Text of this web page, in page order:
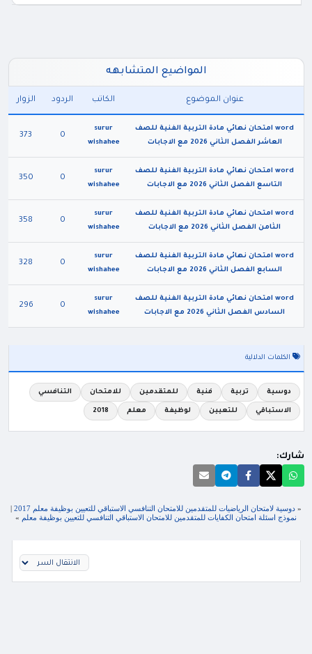
المواضيع المتشابهه
عنوان الموضوع الكاتب الردود الزوار
word امتحان نهائي مادة التربية الفنية للصف
العاشر الفصل الثاني 2026 مع الاجابات
surur
wishahee
0
373
word امتحان نهائي مادة التربية الفنية للصف
التاسع الفصل الثاني 2026 مع الاجابات
surur
wishahee
0
350
word امتحان نهائي مادة التربية الفنية للصف
الثامن الفصل الثاني 2026 مع الاجابات
surur
wishahee
0
358
word امتحان نهائي مادة التربية الفنية للصف
السابع الفصل الثاني 2026 مع الاجابات
surur
wishahee
0
328
word امتحان نهائي مادة التربية الفنية للصف
السادس الفصل الثاني 2026 مع الاجابات
surur
wishahee
0
296
الكلمات الدلالية
دوسية تربية فنية للمتقدمين للامتحان التنافسي
الاستباقي للتعيين لوظيفة معلم 2018
شارك:
« دوسية لامتحان الرياضيات للمتقدمين للامتحان التنافسي الاستباقي للتعيين بوظيفة معلم 2017
|
نموذج اسئلة امتحان الكفايات للمتقدمين للامتحان الاستباقي التنافسي للتعيين بوظيفة معلم »